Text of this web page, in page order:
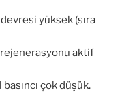
yüksek (sıra
rejenerasyonu aktif
çok düşük.